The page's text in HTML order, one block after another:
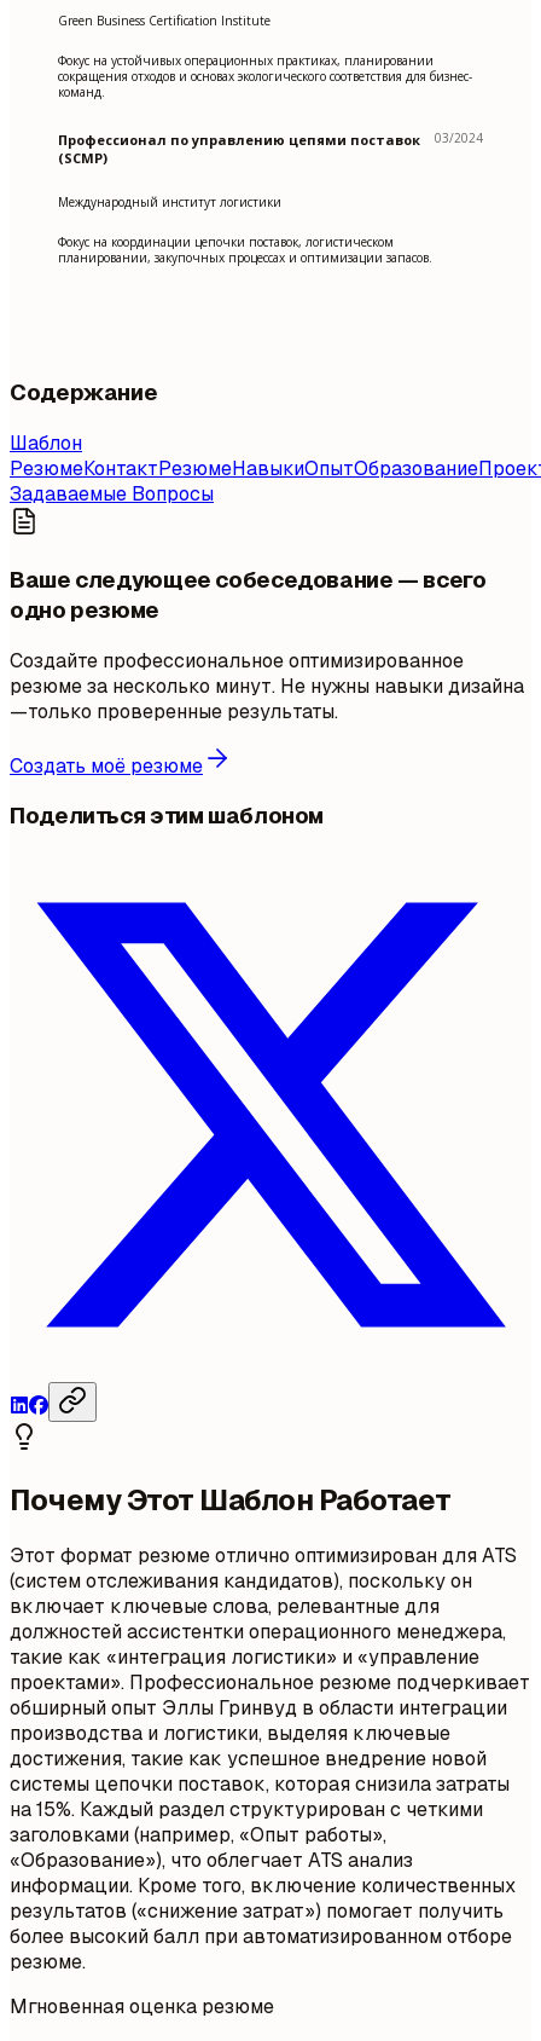
Green Business Certification Institute
Фокус на устойчивых операционных практиках, планировании
сокращения отходов и основах экологического соответствия для бизнес-
команд.
Профессионал по управлению цепями поставок
(SCMP)
03/2024
Международный институт логистики
Фокус на координации цепочки поставок, логистическом
планировании, закупочных процессах и оптимизации запасов.
Содержание
Шаблон
РезюмеКонтактРезюмеНавыкиОпытОбразование
Задаваемые Вопросы
Ваше следующее собеседование — всего
одно резюме
Создайте профессиональное оптимизированное
резюме за несколько минут. Не нужны навыки дизайна
—только проверенные результаты.
Создать моё резюме
Поделиться этим шаблоном
Почему Этот Шаблон Работает
Этот формат резюме отлично оптимизирован для ATS
(систем отслеживания кандидатов), поскольку он
включает ключевые слова, релевантные для
должностей ассистентки операционного менеджера,
такие как «интеграция логистики» и «управление
проектами». Профессиональное резюме подчеркивает
обширный опыт Эллы Гринвуд в области интеграции
производства и логистики, выделяя ключевые
достижения, такие как успешное внедрение новой
системы цепочки поставок, которая снизила затраты
на 15%. Каждый раздел структурирован с четкими
заголовками (например, «Опыт работы»,
«Образование»), что облегчает ATS анализ
информации. Кроме того, включение количественных
результатов («снижение затрат») помогает получить
более высокий балл при автоматизированном отборе
резюме.
Мгновенная оценка резюме